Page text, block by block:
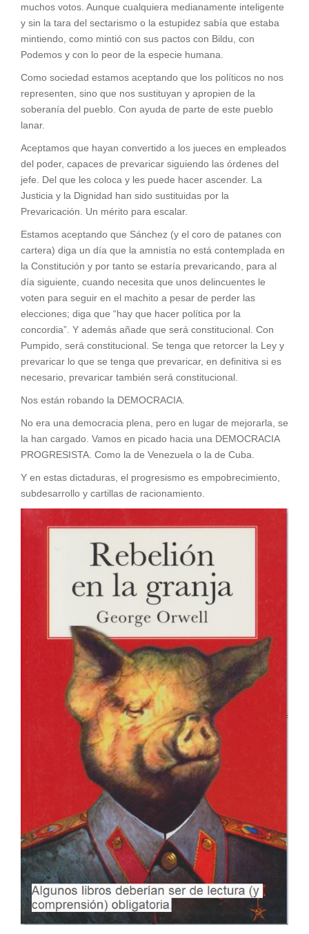
muchos votos. Aunque cualquiera medianamente inteligente
y sin la tara del sectarismo o la estupidez sabía que estaba
mintiendo, como mintió con sus pactos con Bildu, con
Podemos y con lo peor de la especie humana.
Como sociedad estamos aceptando que los políticos no nos
representen, sino que nos sustituyan y apropien de la
soberanía del pueblo. Con ayuda de parte de este pueblo
lanar.
Aceptamos que hayan convertido a los jueces en empleados
del poder, capaces de prevaricar siguiendo las órdenes del
jefe. Del que les coloca y les puede hacer ascender. La
Justicia y la Dignidad han sido sustituidas por la
Prevaricación. Un mérito para escalar.
Estamos aceptando que Sánchez (y el coro de patanes con
cartera) diga un día que la amnistía no está contemplada en
la Constitución y por tanto se estaría prevaricando, para al
día siguiente, cuando necesita que unos delincuentes le
voten para seguir en el machito a pesar de perder las
elecciones; diga que “hay que hacer política por la
concordia”. Y además añade que será constitucional. Con
Pumpido, será constitucional. Se tenga que retorcer la Ley y
prevaricar lo que se tenga que prevaricar, en definitiva si es
necesario, prevaricar también será constitucional.
Nos están robando la DEMOCRACIA.
No era una democracia plena, pero en lugar de mejorarla, se
la han cargado. Vamos en picado hacia una DEMOCRACIA
PROGRESISTA. Como la de Venezuela o la de Cuba.
Y en estas dictaduras, el progresismo es empobrecimiento,
subdesarrollo y cartillas de racionamiento.